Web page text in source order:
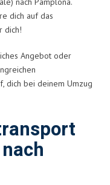
dich auf das
dich!
Angebot oder
dich bei deinem Umzug